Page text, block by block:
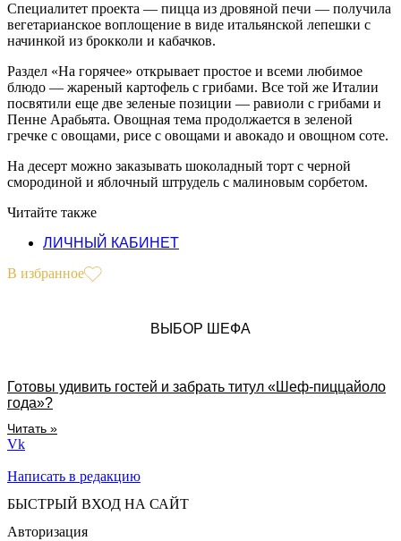
Специалитет проекта — пицца из дровяной печи — получила
вегетарианское воплощение в виде итальянской лепешки с
начинкой из брокколи и кабачков.
Раздел «На горячее» открывает простое и всеми любимое
блюдо — жареный картофель с грибами. Все той же Италии
посвятили еще две зеленые позиции — равиоли с грибами и
Пенне Арабьята. Овощная тема продолжается в зеленой
гречке с овощами, рисе с овощами и авокадо и овощном соте.
На десерт можно заказывать шоколадный торт с черной
смородиной и яблочный штрудель с малиновым сорбетом.
Читайте также
ЛИЧНЫЙ КАБИНЕТ
В избранное
ВЫБОР ШЕФА
Готовы удивить гостей и забрать титул «Шеф-пиццайоло
года»?
Читать »
Vk
Написать в редакцию
БЫСТРЫЙ ВХОД НА САЙТ
Авторизация